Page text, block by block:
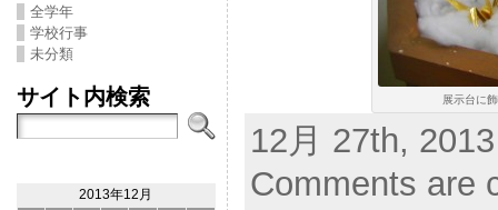
全学年
学校行事
未分類
サイト内検索
2013年12月
展示台に
12月 27th,
Comments are